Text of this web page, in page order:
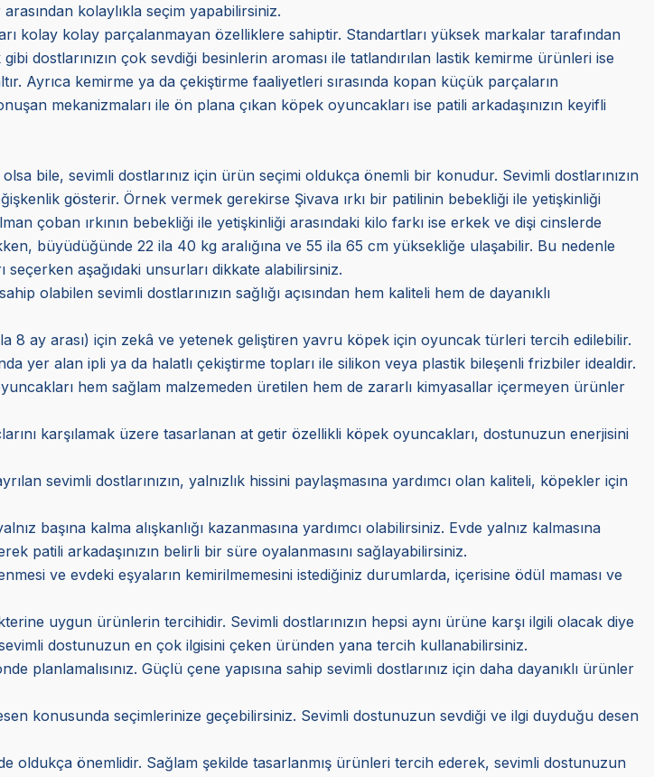
kolaylıkla seçim yapabilirsiniz.
kolay kolay parçalanmayan özelliklere sahiptir. Standartları yüksek markalar tarafından
dostlarınızın çok sevdiği besinlerin aroması ile tatlandırılan lastik kemirme ürünleri ise
Ayrıca kemirme ya da çekiştirme faaliyetleri sırasında kopan küçük parçaların
mekanizmaları ile ön plana çıkan köpek oyuncakları ise patili arkadaşınızın keyifli
bile, sevimli dostlarınız için ürün seçimi oldukça önemli bir konudur. Sevimli dostlarınızın
gösterir. Örnek vermek gerekirse Şivava ırkı bir patilinin bebekliği ile yetişkinliği
çoban ırkının bebekliği ile yetişkinliği arasındaki kilo farkı ise erkek ve dişi cinslerde
büyüdüğünde 22 ila 40 kg aralığına ve 55 ila 65 cm yüksekliğe ulaşabilir. Bu nedenle
aşağıdaki unsurları dikkate alabilirsiniz.
olabilen sevimli dostlarınızın sağlığı açısından hem kaliteli hem de dayanıklı
ay arası) için zekâ ve yetenek geliştiren yavru köpek için oyuncak türleri tercih edilebilir.
yer alan ipli ya da halatlı çekiştirme topları ile silikon veya plastik bileşenli frizbiler idealdir.
hem sağlam malzemeden üretilen hem de zararlı kimyasallar içermeyen ürünler
karşılamak üzere tasarlanan at getir özellikli köpek oyuncakları, dostunuzun enerjisini
sevimli dostlarınızın, yalnızlık hissini paylaşmasına yardımcı olan kaliteli, köpekler için
başına kalma alışkanlığı kazanmasına yardımcı olabilirsiniz. Evde yalnız kalmasına
patili arkadaşınızın belirli bir süre oyalanmasını sağlayabilirsiniz.
ve evdeki eşyaların kemirilmemesini istediğiniz durumlarda, içerisine ödül maması ve
uygun ürünlerin tercihidir. Sevimli dostlarınızın hepsi aynı ürüne karşı ilgili olacak diye
dostunuzun en çok ilgisini çeken üründen yana tercih kullanabilirsiniz.
planlamalısınız. Güçlü çene yapısına sahip sevimli dostlarınız için daha dayanıklı ürünler
konusunda seçimlerinize geçebilirsiniz. Sevimli dostunuzun sevdiği ve ilgi duyduğu desen
oldukça önemlidir. Sağlam şekilde tasarlanmış ürünleri tercih ederek, sevimli dostunuzun